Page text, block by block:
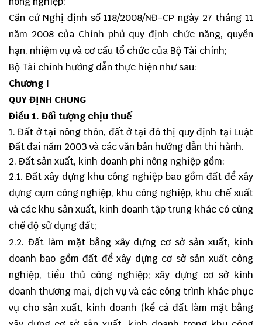
Căn cứ Nghị định số 118/2008/NĐ-CP ngày 27 tháng 11
năm 2008 của Chính phủ quy định chức năng, quyền
hạn, nhiệm vụ và cơ cấu tổ chức của Bộ Tài chính;
Bộ Tài chính hướng dẫn thực hiện như sau:
Chương I
QUY ĐỊNH CHUNG
Điều 1. Đối tượng chịu thuế
Đất ở tại nông thôn, đất ở tại đô thị quy định tại Luật
Đất đai năm 2003 và các văn bản hướng dẫn thi hành.
Đất sản xuất, kinh doanh phi nông nghiệp gồm:
2.1. Đất xây dựng khu công nghiệp bao gồm đất để xây
dựng cụm công nghiệp, khu công nghiệp, khu chế xuất
và các khu sản xuất, kinh doanh tập trung khác có cùng
chế độ sử dụng đất;
2.2. Đất làm mặt bằng xây dựng cơ sở sản xuất, kinh
doanh bao gồm đất để xây dựng cơ sở sản xuất công
nghiệp, tiểu thủ công nghiệp; xây dựng cơ sở kinh
doanh thương mại, dịch vụ và các công trình khác phục
vụ cho sản xuất, kinh doanh (kể cả đất làm mặt bằng